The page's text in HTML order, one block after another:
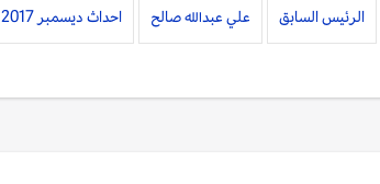
الرئيس السابق علي عبدالله صالح احداث ديسمبر 2017